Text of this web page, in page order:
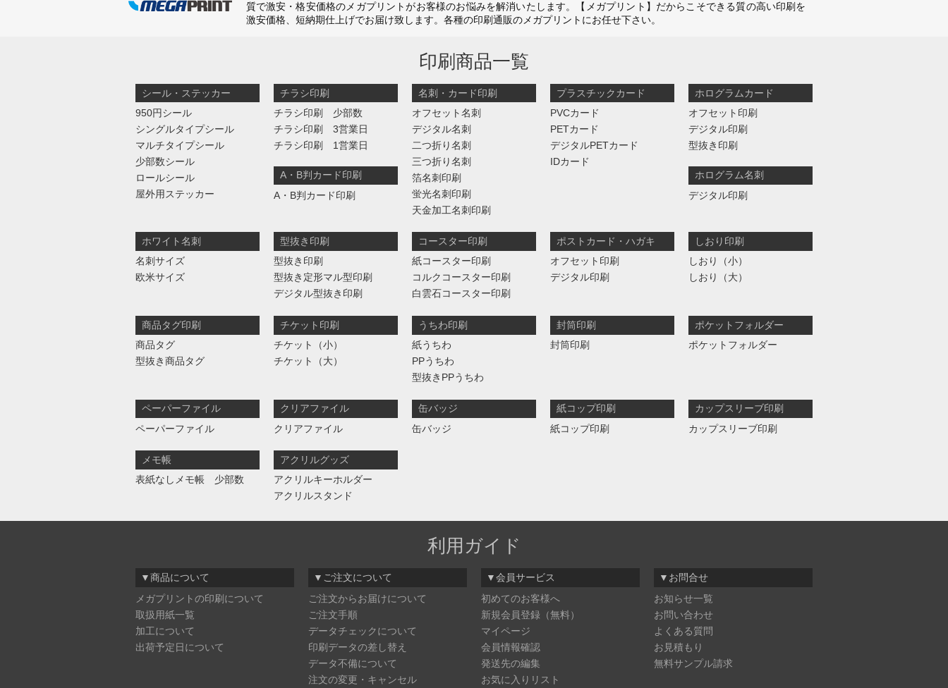
質で激安・格安価格のメガプリントがお客様のお悩みを解消いたします。【メガプリント】だからこそできる質の高い印刷を
激安価格、短納期仕上げでお届け致します。各種の印刷通販のメガプリントにお任せ下さい。
印刷商品一覧
シール・ステッカー
950円シール
シングルタイプシール
マルチタイプシール
少部数シール
ロールシール
屋外用ステッカー
チラシ印刷
チラシ印刷 少部数
チラシ印刷 3営業日
チラシ印刷 1営業日
A・B判カード印刷
A・B判カード印刷
名刺・カード印刷
オフセット名刺
デジタル名刺
二つ折り名刺
三つ折り名刺
箔名刺印刷
蛍光名刺印刷
天金加工名刺印刷
プラスチックカード
PVCカード
PETカード
デジタルPETカード
IDカード
ホログラムカード
オフセット印刷
デジタル印刷
型抜き印刷
ホログラム名刺
デジタル印刷
ホワイト名刺
名刺サイズ
欧米サイズ
型抜き印刷
型抜き印刷
型抜き定形マル型印刷
デジタル型抜き印刷
コースター印刷
紙コースター印刷
コルクコースター印刷
白雲石コースター印刷
ポストカード・ハガキ
オフセット印刷
デジタル印刷
しおり印刷
しおり（小）
しおり（大）
商品タグ印刷
商品タグ
型抜き商品タグ
チケット印刷
チケット（小）
チケット（大）
うちわ印刷
紙うちわ
PPうちわ
型抜きPPうちわ
封筒印刷
封筒印刷
ポケットフォルダー
ポケットフォルダー
ペーパーファイル
ペーパーファイル
クリアファイル
クリアファイル
缶バッジ
缶バッジ
紙コップ印刷
紙コップ印刷
カップスリーブ印刷
カップスリーブ印刷
メモ帳
表紙なしメモ帳 少部数
アクリルグッズ
アクリルキーホルダー
アクリルスタンド
利用ガイド
▼商品について
メガプリントの印刷について
取扱用紙一覧
加工について
出荷予定日について
▼ご注文について
ご注文からお届けについて
ご注文手順
データチェックについて
印刷データの差し替え
データ不備について
注文の変更・キャンセル
▼会員サービス
初めてのお客様へ
新規会員登録（無料）
マイページ
会員情報確認
発送先の編集
お気に入りリスト
▼お問合せ
お知らせ一覧
お問い合わせ
よくある質問
お見積もり
無料サンプル請求